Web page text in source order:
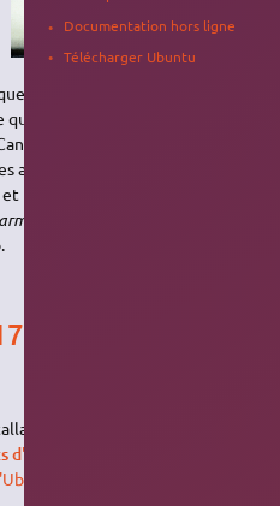
habitant en Amérique du
bien qu'étant encore un
et Ubuntu accroissent
allant de l'infonuagique (avec
le téléphone intelligent, avec
officielle à partir du
d'Ubuntu
17.04
Documentation hors ligne
Télécharger Ubuntu